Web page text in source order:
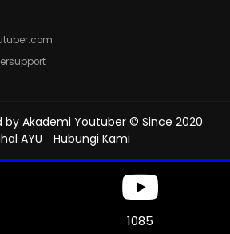
by Akademi Youtuber © Since 2020
AYU
Hubungi Kami
1205